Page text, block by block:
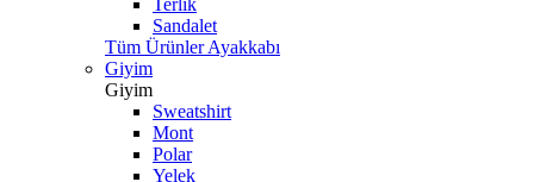
Terlik
Sandalet
Tüm Ürünler Ayakkabı
Giyim
Giyim
Sweatshirt
Mont
Polar
Yelek